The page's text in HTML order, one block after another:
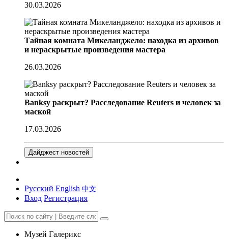
30.03.2026
Тайная комната Микеланджело: находка из архивов
и нераскрытые произведения мастера
26.03.2026
Banksy раскрыт? Расследование Reuters и человек за
маской
17.03.2026
Дайджест новостей
Русский English 中文
Вход Регистрация
Музей Галерикс